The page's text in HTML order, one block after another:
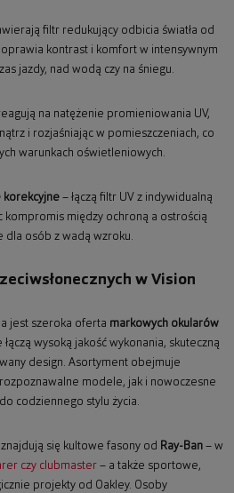
filtr redukujący odbicia światła od
kontrast i komfort w intensywnym
jazdy, nad wodą czy na śniegu.
na natężenie promieniowania UV,
i rozjaśniając w pomieszczeniach, co
warunkach oświetleniowych.
korekcyjne – łączą filtr UV z indywidualną
kompromis między ochroną a ostrością
dla osób z wadą wzroku.
w Vision
jest szeroka oferta markowych okularów
łączą wysoką jakość wykonania, skuteczną
design. Asortyment obejmuje
modele, jak i nowoczesne
codziennego stylu życia.
się kultowe fasony od Ray-Ban – w
czy clubmaster – a także sportowe,
projekty od Oakley. Osoby